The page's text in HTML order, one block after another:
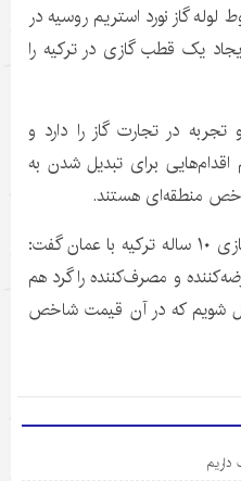
لوله گاز نورد استریم روسیه در
یک قطب گازی در ترکیه را
در تجارت گاز را دارد و
برای تبدیل شدن به
منطقه‌ای هستند.
وی پس از اعلام امضای قرارداد گازی ۱۰ ساله ترکیه با عمان گفت:
و مصرف‌کننده را گرد هم
شویم که در آن قیمت شاخص